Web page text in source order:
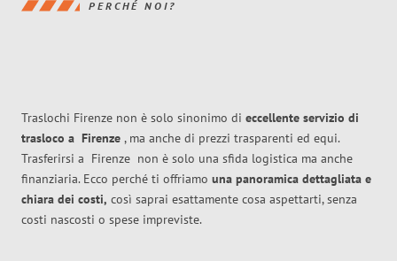
PERCHÉ NOI?
Traslochi Firenze non è solo sinonimo di eccellente servizio di
trasloco a Firenze , ma anche di prezzi trasparenti ed equi.
Trasferirsi a Firenze non è solo una sfida logistica ma anche
finanziaria. Ecco perché ti offriamo una panoramica dettagliata e
chiara dei costi, così saprai esattamente cosa aspettarti, senza
costi nascosti o spese impreviste.